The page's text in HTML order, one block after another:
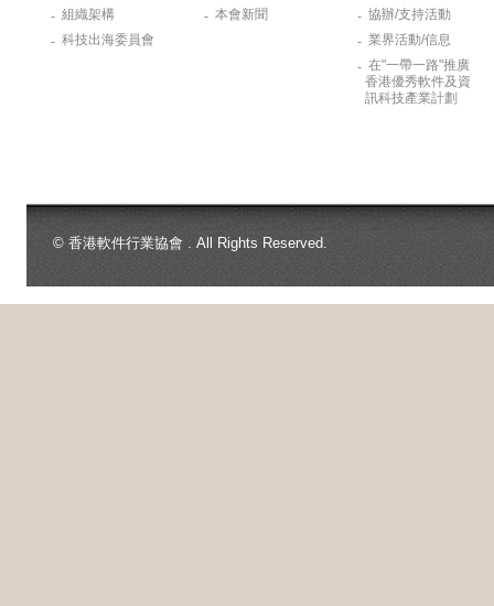
- 組織架構
- 科技出海委員會
- 本會新聞
- 協辦/支持活動
- 業界活動/信息
- 在"一帶一路"推廣
香港優秀軟件及資
訊科技產業計劃
© 香港軟件行業協會 . All Rights Reserved.